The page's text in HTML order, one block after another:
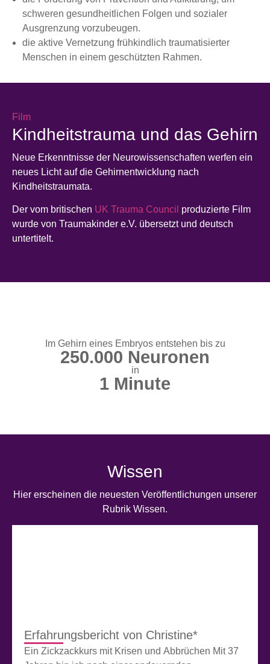
schweren gesundheitlichen Folgen und sozialer
Ausgrenzung vorzubeugen.
die aktive Vernetzung frühkindlich traumatisierter
Menschen in einem geschützten Rahmen.
Film
Kindheitstrauma und das Gehirn
Neue Erkenntnisse der Neurowissenschaften werfen ein
neues Licht auf die Gehirnentwicklung nach
Kindheitstraumata.
Der vom britischen UK Trauma Council produzierte Film
wurde von Traumakinder e.V. übersetzt und deutsch
untertitelt.
Im Gehirn eines Embryos entstehen bis zu
250.000 Neuronen
in
1 Minute
Wissen
Hier erscheinen die neuesten Veröffentlichungen unserer
Rubrik Wissen.
Erfahrungsbericht von Christine*
Ein Zickzackkurs mit Krisen und Abbrüchen Mit 37